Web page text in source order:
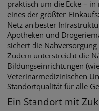
praktisch um die Ecke –
eines der größten
Netz an bester
Apotheken und
sichert die
Zudem unterstreicht die
Bildungseinrichtungen
Veterinärmedizinischen
Standortqualität für alle
Ein Standort mit